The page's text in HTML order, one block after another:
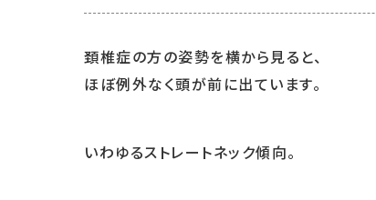
頚椎症の方の姿勢を横から見ると、
ほぼ例外なく頭が前に出ています。
いわゆるストレートネック傾向。